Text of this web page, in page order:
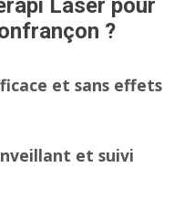
Laser pour
?
et sans effets
et suivi